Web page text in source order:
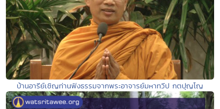
บ้านอารีย์เชิญท่านฟังธรรมจากพระอาจารย์มหาทวีป กตปุญโญ